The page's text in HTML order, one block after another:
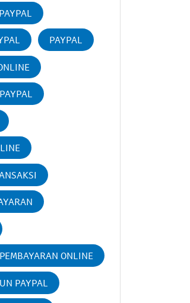
PAYPAL
ONLINE
PAYPAL